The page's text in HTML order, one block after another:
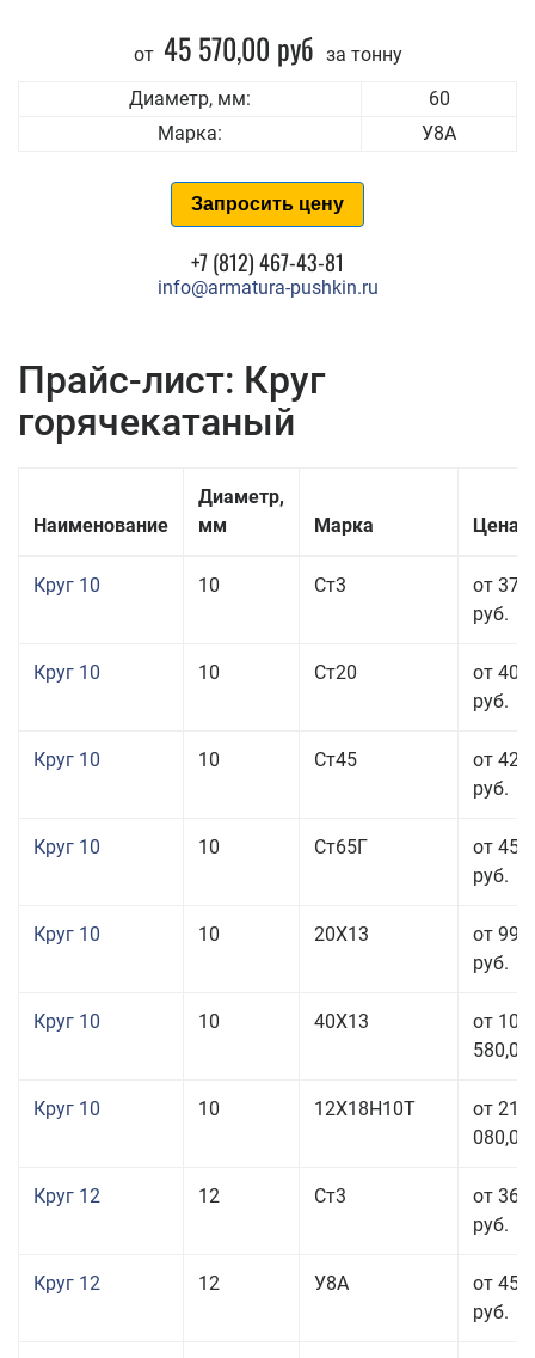
от 45 570,00 руб за тонну
Диаметр, мм:
60
Марка:
У8А
Запросить цену
+7 (812) 467-43-81
info@armatura-pushkin.ru
Прайс-лист: Круг
горячекатаный
Наименование
Диаметр,
мм
Марка Цена
Круг 10 10 Ст3
от 37
руб.
Круг 10 10 Ст20
от 40
руб.
Круг 10 10 Ст45
от 42
руб.
Круг 10 10 Ст65Г
от 45
руб.
Круг 10 10 20Х13
от 99
руб.
Круг 10 10 40Х13
от 106
580,00
Круг 10 10 12Х18Н10Т
от 215
080,00
Круг 12 12 Ст3
от 36
руб.
Круг 12 12 У8А
от 45
руб.